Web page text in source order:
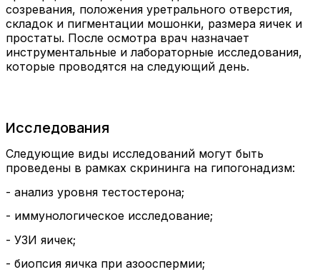
созревания, положения уретрального отверстия,
складок и пигментации мошонки, размера яичек и
простаты. После осмотра врач назначает
инструментальные и лабораторные исследования,
которые проводятся на следующий день.
Исследования
Следующие виды исследований могут быть
проведены в рамках скрининга на гипогонадизм:
- анализ уровня тестостерона;
- иммунологическое исследование;
- УЗИ яичек;
- биопсия яичка при азооспермии;